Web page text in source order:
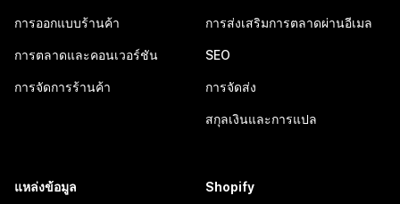
การออกแบบร้านค้า
การตลาดและคอนเวอร์ชัน
การจัดการร้านค้า
การส่งเสริมการตลาดผ่านอีเมล
SEO
การจัดส่ง
สกุลเงินและการแปล
แหล่งข้อมูล Shopify